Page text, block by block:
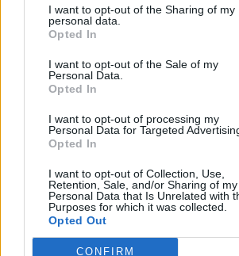
I want to opt-out of the Sharing of my
personal data.
Opted In
I want to opt-out of the Sale of my
Personal Data.
Opted In
I want to opt-out of processing my
Personal Data for Targeted
Opted In
I want to opt-out of Collection, Use,
Retention, Sale, and/or Sharing of my
Personal Data that Is Unrelated with
Purposes for which it was collected.
Opted Out
CONFIRM
2026. augusztus 06., csütörtök
Tömegverekedés lett a
mezőgazdasági úti